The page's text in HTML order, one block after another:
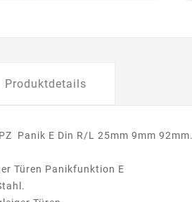
Produktdetails
Panik E Din R/L 25mm 9mm 92mm.
Türen Panikfunktion E